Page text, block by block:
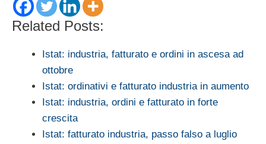
Related Posts:
Istat: industria, fatturato e ordini in ascesa ad
ottobre
Istat: ordinativi e fatturato industria in aumento
Istat: industria, ordini e fatturato in forte
crescita
Istat: fatturato industria, passo falso a luglio